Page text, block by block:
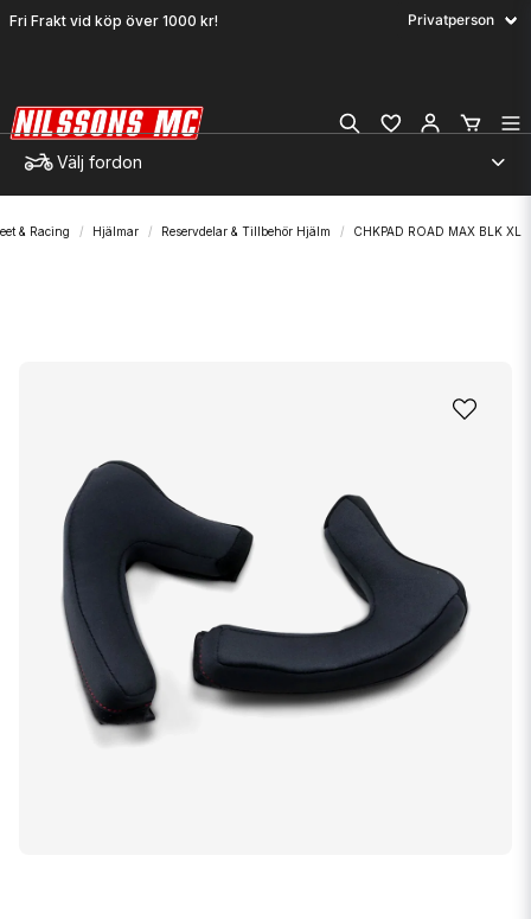
Fri Frakt vid köp över 1000 kr!
Välj fordon
& Racing Hjälmar Reservdelar & Tillbehör Hjälm CHKPAD ROAD MAX BLK XL